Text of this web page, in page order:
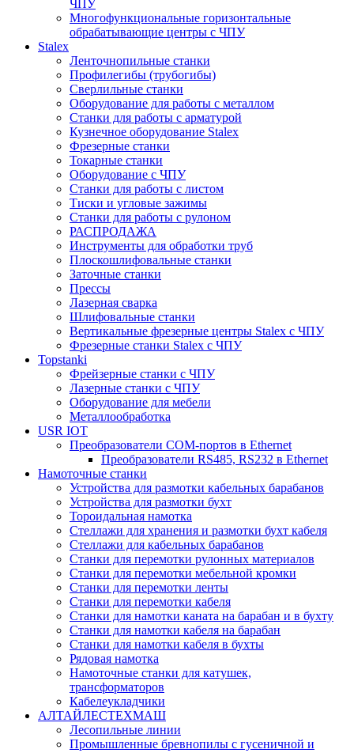
ЧПУ
Многофункциональные горизонтальные
обрабатывающие центры с ЧПУ
Stalex
Ленточнопильные станки
Профилегибы (трубогибы)
Сверлильные станки
Оборудование для работы с металлом
Станки для работы с арматурой
Кузнечное оборудование Stalex
Фрезерные станки
Токарные станки
Оборудование с ЧПУ
Станки для работы с листом
Тиски и угловые зажимы
Станки для работы с рулоном
РАСПРОДАЖА
Инструменты для обработки труб
Плоскошлифовальные станки
Заточные станки
Прессы
Лазерная сварка
Шлифовальные станки
Вертикальные фрезерные центры Stalex с ЧПУ
Фрезерные станки Stalex с ЧПУ
Topstanki
Фрейзерные станки с ЧПУ
Лазерные станки с ЧПУ
Оборудование для мебели
Металлообработка
USR IOT
Преобразователи COM-портов в Ethernet
Преобразователи RS485, RS232 в Ethernet
Намоточные станки
Устройства для размотки кабельных барабанов
Устройства для размотки бухт
Тороидальная намотка
Стеллажи для хранения и размотки бухт кабеля
Стеллажи для кабельных барабанов
Станки для перемотки рулонных материалов
Станки для перемотки мебельной кромки
Станки для перемотки ленты
Станки для перемотки кабеля
Станки для намотки каната на барабан и в бухту
Станки для намотки кабеля на барабан
Станки для намотки кабеля в бухты
Рядовая намотка
Намоточные станки для катушек,
трансформаторов
Кабелеукладчики
АЛТАЙЛЕСТЕХМАШ
Лесопильные линии
Промышленные бревнопилы с гусеничной и